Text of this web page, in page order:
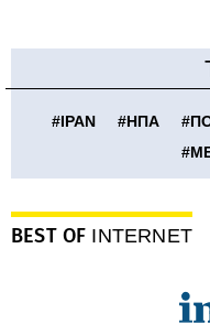
#ΙΡΑΝ #ΗΠΑ #
#
BEST OF INTERNET